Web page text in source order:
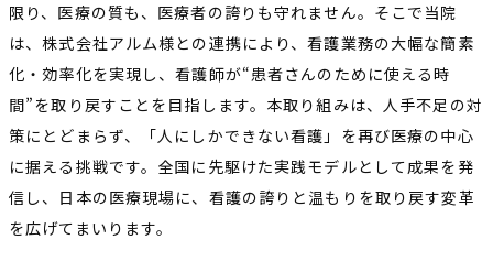
限り、医療の質も、医療者の誇りも守れません。そこで当院
は、株式会社アルム様との連携により、看護業務の大幅な簡素
化・効率化を実現し、看護師が“患者さんのために使える時
間”を取り戻すことを目指します。本取り組みは、人手不足の対
策にとどまらず、「人にしかできない看護」を再び医療の中心
に据える挑戦です。全国に先駆けた実践モデルとして成果を発
信し、日本の医療現場に、看護の誇りと温もりを取り戻す変革
を広げてまいります。